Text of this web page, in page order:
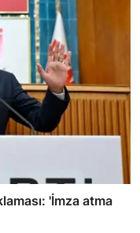
'İmza atma